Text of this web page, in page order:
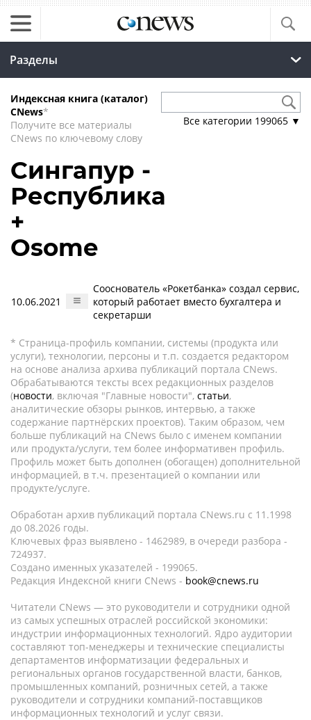
Разделы
Индексная книга (каталог)
CNews*
Получите все материалы
CNews по ключевому слову
Все категории 199065 ▼
Сингапур -
Республика
+
Osome
10.06.2021
Сооснователь «Рокетбанка» создал сервис,
который работает вместо бухгалтера и
секретарши
* Страница-профиль компании, системы (продукта или
услуги), технологии, персоны и т.п. создается редактором
на основе анализа архива публикаций портала CNews.
Обрабатываются тексты всех редакционных разделов
(новости, включая "Главные новости", статьи,
аналитические обзоры рынков, интервью, а также
содержание партнёрских проектов). Таким образом, чем
больше публикаций на CNews было с именем компании
или продукта/услуги, тем более информативен профиль.
Профиль может быть дополнен (обогащен) дополнительной
информацией, в т.ч. презентацией о компании или
продукте/услуге.
Обработан архив публикаций портала CNews.ru c 11.1998
до 08.2026 годы.
Ключевых фраз выявлено - 1462989, в очереди разбора -
724937.
Создано именных указателей - 199065.
Редакция Индексной книги CNews - book@cnews.ru
Читатели CNews — это руководители и сотрудники одной
из самых успешных отраслей российской экономики:
индустрии информационных технологий. Ядро аудитории
составляют топ-менеджеры и технические специалисты
департаментов информатизации федеральных и
региональных органов государственной власти, банков,
промышленных компаний, розничных сетей, а также
руководители и сотрудники компаний-поставщиков
информационных технологий и услуг связи.